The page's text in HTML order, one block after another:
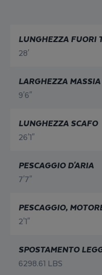
LUNGHEZZA FUORI
28'
LARGHEZZA MASSIA
9'6"
LUNGHEZZA SCAFO
26'1"
PESCAGGIO D'ARIA
7'7"
PESCAGGIO,
2'1"
SPOSTAMENTO
6298.61 LBS